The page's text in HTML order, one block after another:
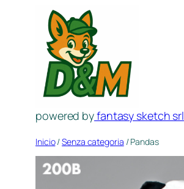
contenido
powered byfantasy sketch srl
Inicio/Senza categoria / Pandas